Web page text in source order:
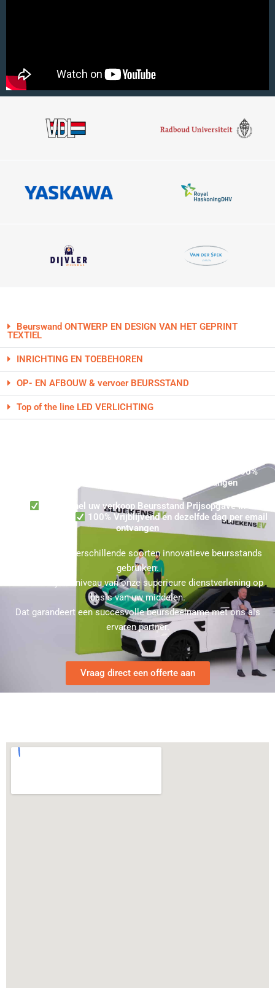
Beurswand ONTWERP EN DESIGN VAN HET GEPRINT
TEXTIEL
INRICHTING EN TOEBEHOREN
OP- EN AFBOUW & vervoer BEURSSTAND
Top of the line LED VERLICHTING
Beursstand Prijsopgave in Zwijndrecht aanvragen ★ 100%
Vrijblijvend en dezelfde dag per email ontvangen
Vraag snel uw verkoop Beursstand Prijsopgave in
100% Vrijblijvend en dezelfde dag per email
ontvangen
U kunt bij ons verschillende soorten innovatieve beursstands
gebruiken.
Kies hierbij het niveau van onze superieure dienstverlening op
basis van uw middelen.
Dat garandeert een succesvolle beursdeelname met ons als
ervaren partner.
Vraag direct een offerte aan